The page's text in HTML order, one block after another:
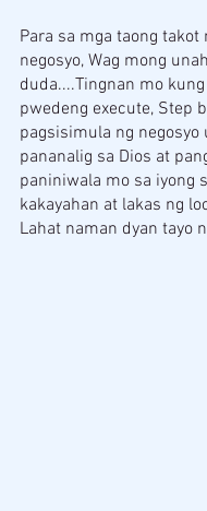
Para sa mga taong
negosyo, Wag mong
duda....Tingnan mo
pwedeng execute, Step
pagsisimula ng negosyo
pananalig sa Dios at
paniniwala mo sa iyong
kakayahan at lakas ng
Lahat naman dyan tayo